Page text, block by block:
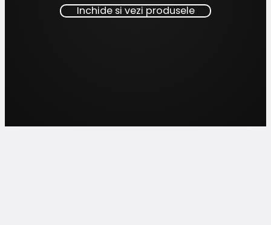
Inchide si vezi produsele